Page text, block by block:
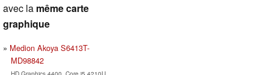
avec la même carte
graphique
Medion Akoya S6413T-
MD98842